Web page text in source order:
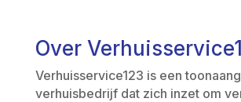
Over
Verhuisservice123 is een
verhuisbedrijf dat zich inzet om